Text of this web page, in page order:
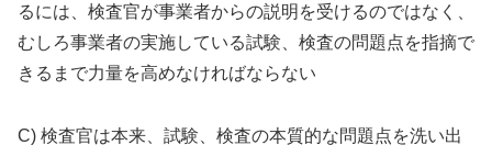
るには、検査官が事業者からの説明を受けるのではなく、
むしろ事業者の実施している試験、検査の問題点を指摘で
きるまで力量を高めなければならない
C) 検査官は本来、試験、検査の本質的な問題点を洗い出